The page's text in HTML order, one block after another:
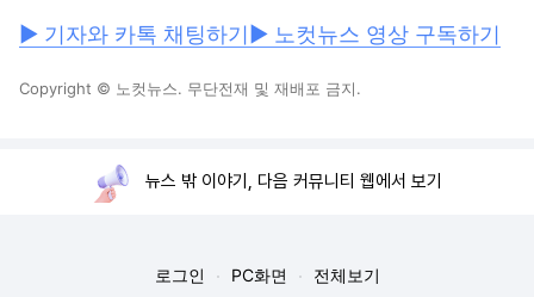
▶ 기자와 카톡 채팅하기 ▶ 노컷뉴스 영상 구독하기
Copyright © 노컷뉴스. 무단전재 및 재배포 금지.
뉴스 밖 이야기, 다음 커뮤니티 웹에서 보기
로그인 PC화면 전체보기